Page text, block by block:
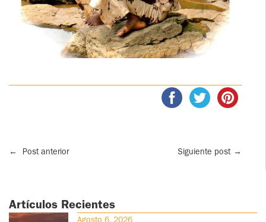
← Post anterior Siguiente post →
Artículos Recientes